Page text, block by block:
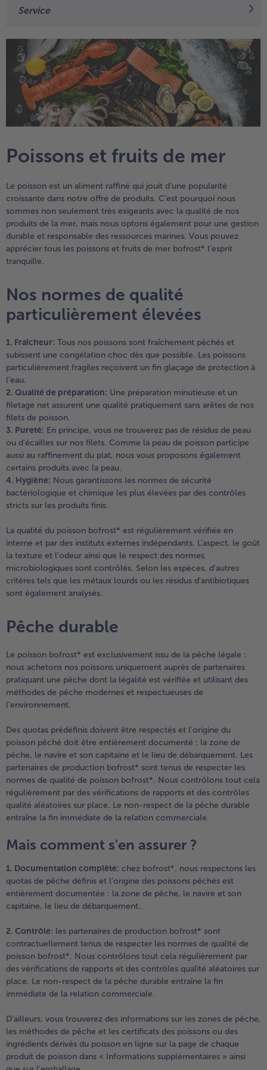
Gâteaux & Tartes
TousGâteaux & Tartes
High Protein
TousHigh Protein
bofrost*plus.
Tousbofrost*plus.
Alternatives végétale
TousAlternatives végétale
Friteuse à air chaud
TousFriteuse à air chaud
- 5 € à l’achat de 7 menus au choix
Service
Poissons et fruits de mer
Le poisson est un aliment raffiné qui jouit d'une popularité
croissante dans notre offre de produits. C'est pourquoi nous
sommes non seulement très exigeants avec la qualité de nos
produits de la mer, mais nous optons également pour une gestion
durable et responsable des ressources marines. Vous pouvez
apprécier tous les poissons et fruits de mer bofrost* l'esprit
tranquille.
Nos normes de qualité
particulièrement élevées
1. Fraîcheur: Tous nos poissons sont fraîchement pêchés et
subissent une congélation choc dès que possible. Les poissons
particulièrement fragiles reçoivent un fin glaçage de protection à
l'eau.
2. Qualité de préparation: Une préparation minutieuse et un
filetage net assurent une qualité pratiquement sans arêtes de nos
filets de poisson.
3. Pureté: En principe, vous ne trouverez pas de résidus de peau
ou d'écailles sur nos filets. Comme la peau de poisson participe
aussi au raffinement du plat, nous vous proposons également
certains produits avec la peau.
4. Hygiène: Nous garantissons les normes de sécurité
bactériologique et chimique les plus élevées par des contrôles
stricts sur les produits finis.
La qualité du poisson bofrost* est régulièrement vérifiée en
interne et par des instituts externes indépendants. L'aspect, le goût
la texture et l'odeur ainsi que le respect des normes
microbiologiques sont contrôlés. Selon les espèces, d'autres
critères tels que les métaux lourds ou les résidus d'antibiotiques
sont également analysés.
Pêche durable
Le poisson bofrost* est exclusivement issu de la pêche légale :
nous achetons nos poissons uniquement auprès de partenaires
pratiquant une pêche dont la légalité est vérifiée et utilisant des
méthodes de pêche modernes et respectueuses de
l'environnement.
Des quotas prédéfinis doivent être respectés et l'origine du
poisson pêché doit être entièrement documenté : la zone de
pêche, le navire et son capitaine et le lieu de débarquement. Les
partenaires de production bofrost* sont tenus de respecter les
normes de qualité de poisson bofrost*. Nous contrôlons tout cela
régulièrement par des vérifications de rapports et des contrôles
qualité aléatoires sur place. Le non-respect de la pêche durable
entraîne la fin immédiate de la relation commerciale.
Mais comment s'en assurer ?
1. Documentation complète: chez bofrost* nous respectons les
quotas de pêche définis et l’origine des poissons pêchés est
entièrement documentée : la zone de pêche, le navire et son
capitaine, le lieu de débarquement..
2. Contrôle: les partenaires de production bofrost* sont
contractuellement tenus de respecter les normes de qualité de
poisson bofrost*. Nous contrôlons tout cela régulièrement par
des vérifications de rapports et des contrôles qualité aléatoires sur
place. Le non-respect de la pêche durable entraîne la fin
immédiate de la relation commerciale.
D’ailleurs, vous trouverez des informations sur les zones de pêche,
les méthodes de pêche et les certificats des poissons ou des
ingrédients dérivés du poisson en ligne sur la page de chaque
produit de poisson dans « Informations supplémentaires » ainsi